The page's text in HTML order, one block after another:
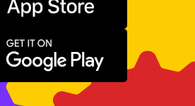
Descargar en App Store
Disponible en Google Play